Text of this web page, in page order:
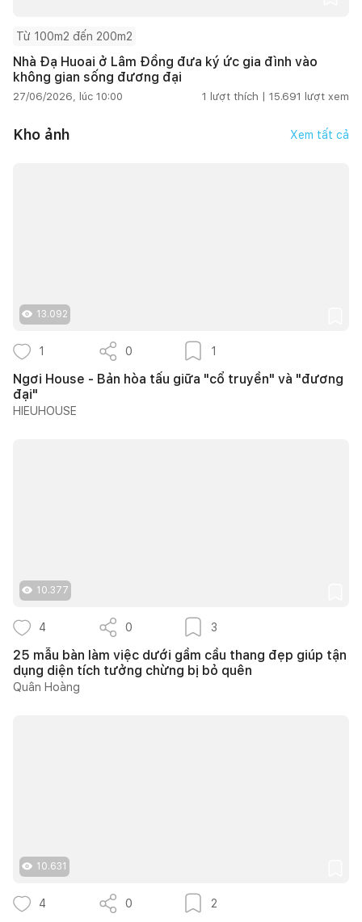
Từ 100m2 đến 200m2
Nhà Đạ Huoai ở Lâm Đồng đưa ký ức gia đình vào
không gian sống đương đại
27/06/2026, lúc 10:00 1 lượt thích | 15.691 lượt xem
Kho ảnh Xem tất cả
13.092
1 0 1
Ngơi House - Bản hòa tấu giữa "cổ truyền" và "đương
đại"
HIEUHOUSE
10.377
4 0 3
25 mẫu bàn làm việc dưới gầm cầu thang đẹp giúp tận
dụng diện tích tưởng chừng bị bỏ quên
Quân Hoàng
10.631
4 0 2